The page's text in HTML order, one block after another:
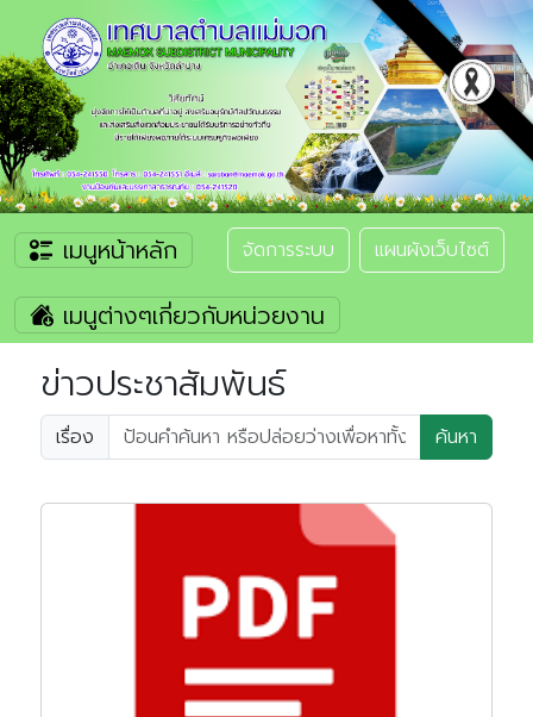
เมนูหน้าหลัก จัดการระบบ แผนผังเว็บไซต์
เมนูต่างๆเกี่ยวกับหน่วยงาน
ข่าวประชาสัมพันธ์
เรื่อง ค้นหา